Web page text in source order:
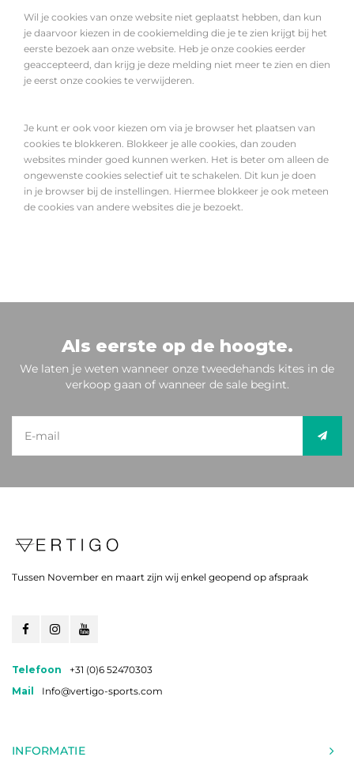
Wil je cookies van onze website niet geplaatst hebben, dan kun
je daarvoor kiezen in de cookiemelding die je te zien krijgt bij het
eerste bezoek aan onze website. Heb je onze cookies eerder
geaccepteerd, dan krijg je deze melding niet meer te zien en dien
je eerst onze cookies te verwijderen.
Je kunt er ook voor kiezen om via je browser het plaatsen van
cookies te blokkeren. Blokkeer je alle cookies, dan zouden
websites minder goed kunnen werken. Het is beter om alleen de
ongewenste cookies selectief uit te schakelen. Dit kun je doen
in je browser bij de instellingen. Hiermee blokkeer je ook meteen
de cookies van andere websites die je bezoekt.
Als eerste op de hoogte.
We laten je weten wanneer onze tweedehands kites in de
verkoop gaan of wanneer de sale begint.
Tussen November en maart zijn wij enkel geopend op afspraak
Telefoon
+31 (0)6 52470303
Mail
Info@vertigo-sports.com
INFORMATIE